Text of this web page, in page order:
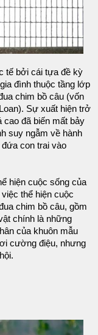
tế bởi cái tựa đề kỳ
đình thuộc tầng lớp
chim bồ câu (vốn
Sự xuất hiện trở
cao đã biến mất bảy
suy ngẫm về hành
con trai vào
hiện cuộc sống của
thể hiện cuộc
chim bồ câu, gồm
chính là những
của khuôn mẫu
cường điệu, nhưng